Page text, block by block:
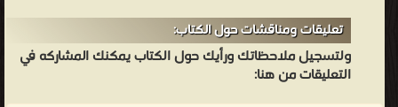
تعليقات ومناقشات حول الكتاب:
ولتسجيل ملاحظاتك ورأيك حول الكتاب يمكنك المشاركه في
التعليقات من هنا: